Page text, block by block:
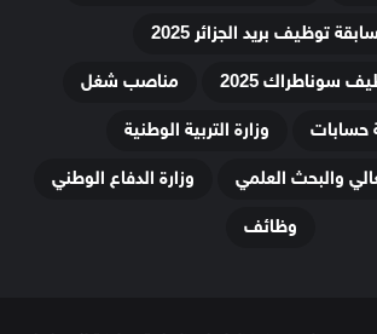
توظيف بريد الجزائر 2025
سوناطراك 2025
مناصب شغل
حسابات
وزارة التربية الوطنية
والبحث العلمي
وزارة الدفاع الوطني
وظائف